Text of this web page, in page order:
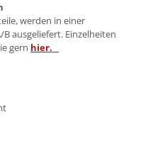
werden in einer
ausgeliefert. Einzelheiten
gern hier.